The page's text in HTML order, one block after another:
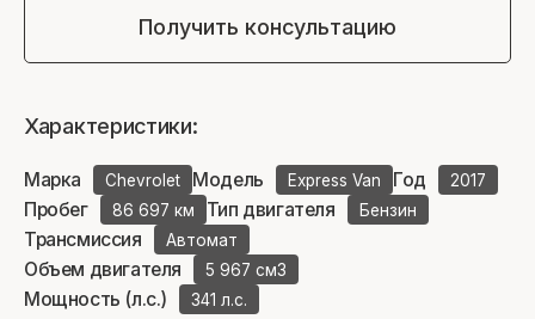
Получить консультацию
Характеристики:
Марка Chevrolet Модель Express Van Год 2017
Пробег 86 697 км Тип двигателя Бензин
Трансмиссия Автомат
Объем двигателя 5 967 см3
Мощность (л.с.) 341 л.с.